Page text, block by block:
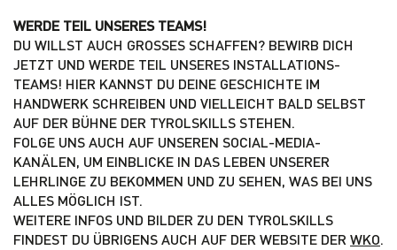
WERDE TEIL UNSERES TEAMS!
DU WILLST AUCH GROSSES SCHAFFEN? BEWIRB DICH J
ETZT UND WERDE TEIL UNSERES INSTALLATIONS-T
EAMS! HIER KANNST DU DEINE GESCHICHTE IM H
ANDWERK SCHREIBEN UND VIELLEICHT BALD SELBST A
UF DER BÜHNE DER TYROLSKILLS STEHEN.
FOLGE UNS AUCH AUF UNSEREN SOCIAL-MEDIA-
KANÄLEN, UM EINBLICKE IN DAS LEBEN UNSERER
LEHRLINGE ZU BEKOMMEN UND ZU SEHEN, WAS BEI UNS
ALLES MÖGLICH IST.
WEITERE INFOS UND BILDER ZU DEN TYROLSKILLS
FINDEST DU ÜBRIGENS AUCH AUF DER WEBSITE DERWKO.